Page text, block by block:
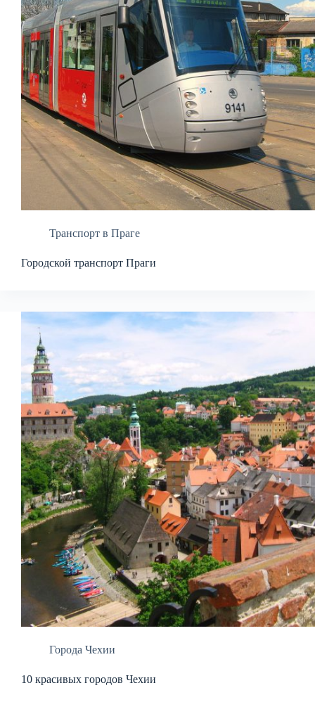
Транспорт в Праге
Городской транспорт Праги
Города Чехии
10 красивых городов Чехии